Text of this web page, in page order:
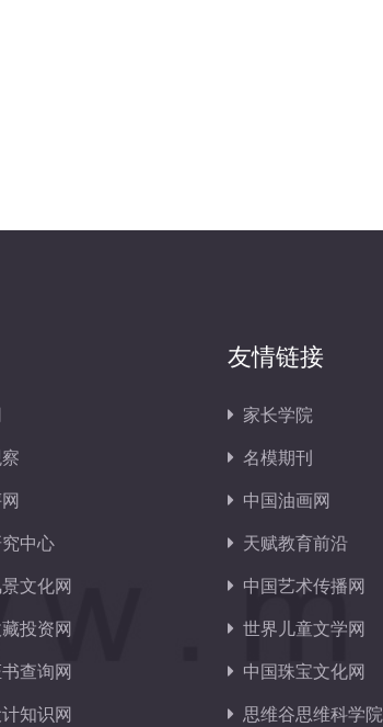
中心
文化网
投资网
查询网
知识网
友情链接
家长学院
名模期刊
中国油画网
天赋教育前沿
中国艺术传播网
世界儿童文学网
中国珠宝文化网
思维谷思维科学院